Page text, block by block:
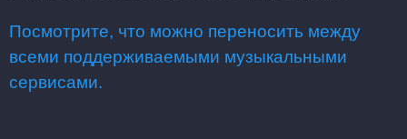
Посмотрите, что можно переносить между
всеми поддерживаемыми музыкальными
сервисами.